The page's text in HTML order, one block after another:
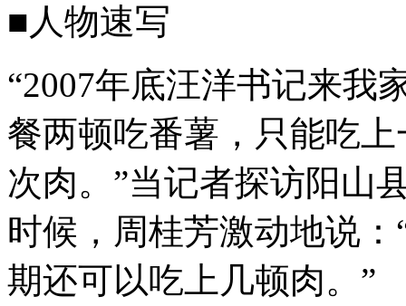
■人物速写
“2007年底汪洋书记来我
餐两顿吃番薯，只能吃
次肉。”当记者探访阳山
时候，周桂芳激动地说
期还可以吃上几顿肉。”